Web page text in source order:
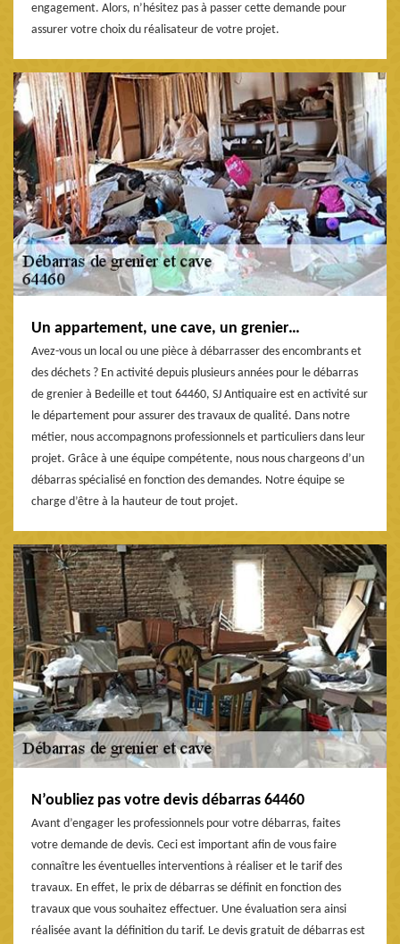
engagement. Alors, n’hésitez pas à passer cette demande pour
assurer votre choix du réalisateur de votre projet.
Un appartement, une cave, un grenier…
Avez-vous un local ou une pièce à débarrasser des encombrants et
des déchets ? En activité depuis plusieurs années pour le débarras
de grenier à Bedeille et tout 64460, SJ Antiquaire est en activité sur
le département pour assurer des travaux de qualité. Dans notre
métier, nous accompagnons professionnels et particuliers dans leur
projet. Grâce à une équipe compétente, nous nous chargeons d’un
débarras spécialisé en fonction des demandes. Notre équipe se
charge d’être à la hauteur de tout projet.
N’oubliez pas votre devis débarras 64460
Avant d’engager les professionnels pour votre débarras, faites
votre demande de devis. Ceci est important afin de vous faire
connaître les éventuelles interventions à réaliser et le tarif des
travaux. En effet, le prix de débarras se définit en fonction des
travaux que vous souhaitez effectuer. Une évaluation sera ainsi
réalisée avant la définition du tarif. Le devis gratuit de débarras est